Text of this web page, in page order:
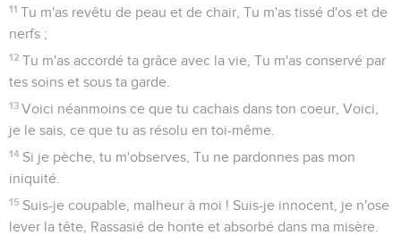
11 Tu m'as revêtu de peau et de chair, Tu m'as tissé d'os et de
nerfs ;
12 Tu m'as accordé ta grâce avec la vie, Tu m'as conservé par
tes soins et sous ta garde.
13 Voici néanmoins ce que tu cachais dans ton coeur, Voici,
je le sais, ce que tu as résolu en toi-même.
14 Si je pèche, tu m'observes, Tu ne pardonnes pas mon
iniquité.
15 Suis-je coupable, malheur à moi ! Suis-je innocent, je n'ose
lever la tête, Rassasié de honte et absorbé dans ma misère.